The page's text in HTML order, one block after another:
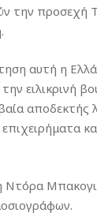
την προσεχή
αυτή η
ειλικρινή
αποδεκτής
επιχειρήματα
Ντόρα